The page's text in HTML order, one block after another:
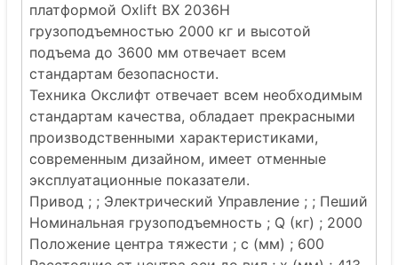
платформой Oxlift BX 2036H
грузоподъемностью 2000 кг и высотой
подъема до 3600 мм отвечает всем
стандартам безопасности.
Техника Окслифт отвечает всем необходимым
стандартам качества, обладает прекрасными
производственными характеристиками,
современным дизайном, имеет отменные
эксплуатационные показатели.
Привод ; ; Электрический Управление ; ; Пеший
Номинальная грузоподъемность ; Q (кг) ; 2000
Положение центра тяжести ; c (мм) ; 600